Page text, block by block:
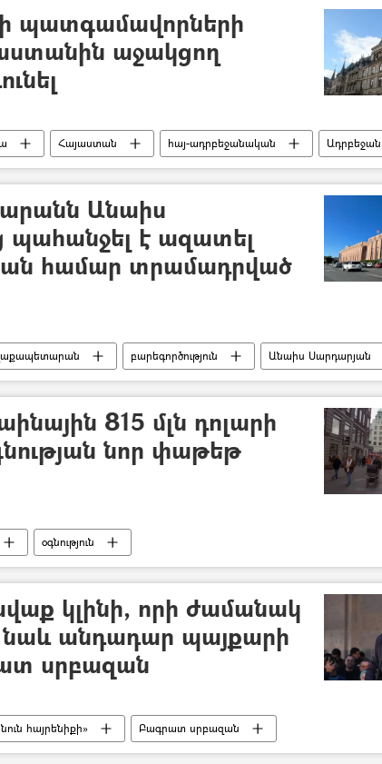
պատգամավորների
աջակցող
Հայաստան հայ-ադրբեջանական
Ադրբեջան
Անաիս
պահանջել է ազատել
համար տրամադրված
բարեգործություն
Անաիս Սարդարյան
815 մլն դոլարի
նոր փաթեթ
օգնություն
ռազմական հատուկ գործողությունը Ուկրաինայում
կլինի, որի ժամանակ
անդադար պայքարի
սրբազան
հայրենիքի»
Բագրատ սրբազան
հանրահավաք Դելիմիտացիա